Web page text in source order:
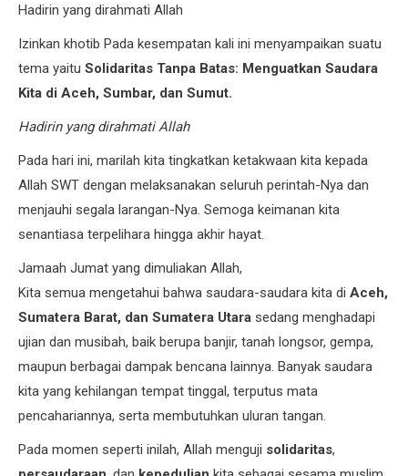
Hadirin yang dirahmati Allah
Izinkan khotib Pada kesempatan kali ini menyampaikan suatu
tema yaitu Solidaritas Tanpa Batas: Menguatkan Saudara
Kita di Aceh, Sumbar, dan Sumut.
Hadirin yang dirahmati Allah
Pada hari ini, marilah kita tingkatkan ketakwaan kita kepada
Allah SWT dengan melaksanakan seluruh perintah-Nya dan
menjauhi segala larangan-Nya. Semoga keimanan kita
senantiasa terpelihara hingga akhir hayat.
Jamaah Jumat yang dimuliakan Allah,
Kita semua mengetahui bahwa saudara-saudara kita di Aceh,
Sumatera Barat, dan Sumatera Utara sedang menghadapi
ujian dan musibah, baik berupa banjir, tanah longsor, gempa,
maupun berbagai dampak bencana lainnya. Banyak saudara
kita yang kehilangan tempat tinggal, terputus mata
pencahariannya, serta membutuhkan uluran tangan.
Pada momen seperti inilah, Allah menguji solidaritas,